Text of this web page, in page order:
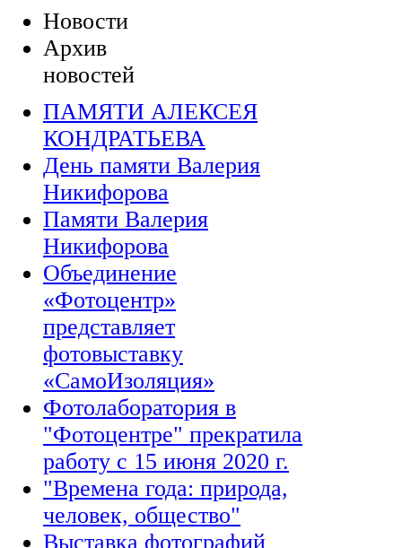
Новости
Архив
новостей
ПАМЯТИ АЛЕКСЕЯ
КОНДРАТЬЕВА
День памяти Валерия
Никифорова
Памяти Валерия
Никифорова
Объединение
«Фотоцентр»
представляет
фотовыставку
«СамоИзоляция»
Фотолаборатория в
"Фотоцентре" прекратила
работу с 15 июня 2020 г.
"Времена года: природа,
человек, общество"
Выставка фотографий